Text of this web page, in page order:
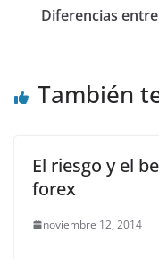
Diferencias
También
El riesgo y el
forex
noviembre 12, 2014